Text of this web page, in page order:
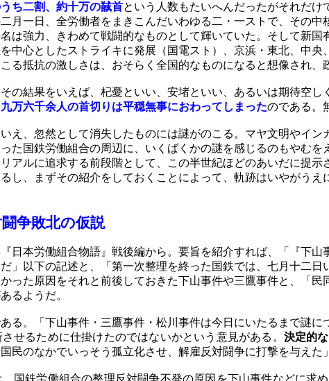
ち二割、約十万の馘首という人数もたいへんだったがそれだ
月一日、全労働者をまきこんだいわゆる二・一ストで、その
は強力、きわめて戦闘的なものとして輝いていた。そして新
中心としたストライキに発展（国電スト）、京浜・東北、中
る抵抗の激しさは、おそらく全国的なものになると想像され
の結果をいえば、杞憂といい、安堵といい、あるいは期待空し
万六千余人の首切りは平穏無事におわってしまったのである。
え、忽然として消失したものには謎がのこる。マヤ文明やイ
た国鉄労働組合の周辺に、いくばくかの謎を感じるのもやむ
アルに追求する前段階として、この半世紀ほどのあいだに提
し、まずその紹介をしておくことによって、軌跡はいやがう
争敗北の仮説
日本労働組合物語』戦後編から。要旨を紹介すれば、「『下
」以下の記述と、「第一次整理を終った国鉄では、七月十二
った原因をそれと前後しておきた下山事件や三鷹事件と、「
るようだ。
る。「下山事件・三鷹事件・松川事件は今日にいたるまで謎
せるために仕掛けたのではないかという意見がある。 決定的
民のなかでいっそう孤立化させ、解雇反対闘争に打撃を与えた
国鉄労働組合の整理反対闘争不発の原因を下山事件などに求